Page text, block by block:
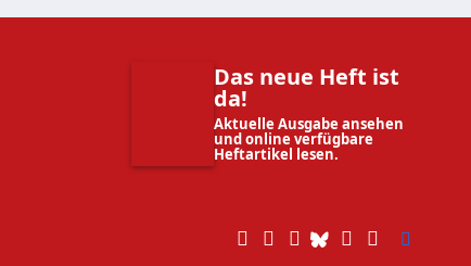
Das neue Heft ist
da!
Aktuelle Ausgabe ansehen
und online verfügbare
Heftartikel lesen.